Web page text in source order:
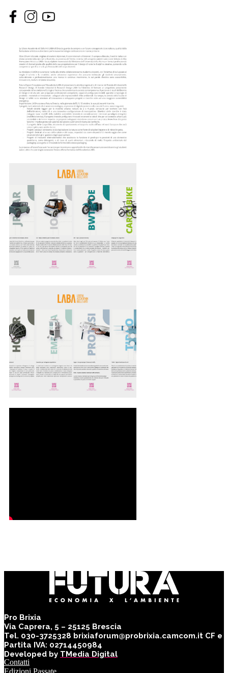
Pro Brixia
Via Caprera, 5 – 25125 Brescia
Tel. 030-3725328 brixiaforum@probrixia.camcom.it CF e
Partita IVA: 02714450984
Developed by TMedia Digital
Contatti